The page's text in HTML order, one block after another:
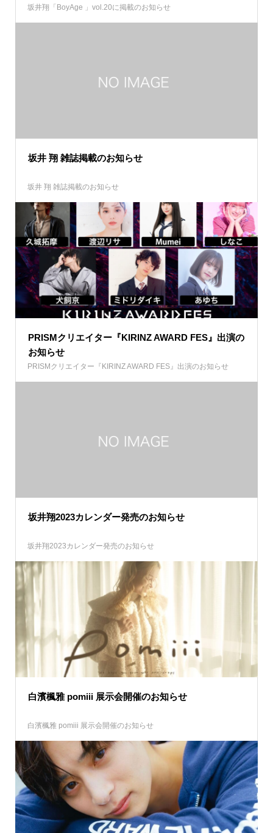
坂井翔「BoyAge 」vol.20に掲載のお知らせ
坂井 翔 雑誌掲載のお知らせ
坂井 翔 雑誌掲載のお知らせ
PRISMクリエイター『KIRINZ AWARD FES』出演の
お知らせ
PRISMクリエイター『KIRINZ AWARD FES』出演のお知らせ
坂井翔2023カレンダー発売のお知らせ
坂井翔2023カレンダー発売のお知らせ
白濱楓雅 pomiii 展示会開催のお知らせ
白濱楓雅 pomiii 展示会開催のお知らせ